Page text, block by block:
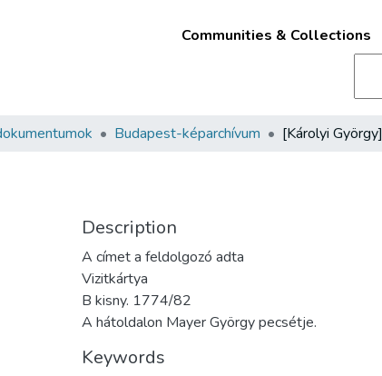
Communities & Collections
Budapest-képarchívum [Károlyi György]
Description
A címet a feldolgozó adta
Vizitkártya
B kisny. 1774/82
A hátoldalon Mayer György pecsétje.
Keywords